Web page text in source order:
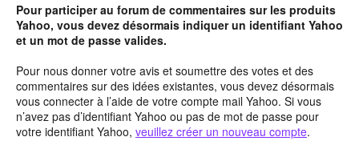
Pour participer au forum de commentaires sur les produits
Yahoo, vous devez désormais indiquer un identifiant Yahoo
et un mot de passe valides.
Pour nous donner votre avis et soumettre des votes et des
commentaires sur des idées existantes, vous devez désormais
vous connecter à l’aide de votre compte mail Yahoo. Si vous
n’avez pas d’identifiant Yahoo ou pas de mot de passe pour
votre identifiant Yahoo, veuillez créer un nouveau compte.